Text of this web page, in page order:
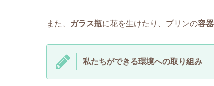
また、 ガラス瓶に花を生けたり、プリンの容器
私たちができる環境への取り組み